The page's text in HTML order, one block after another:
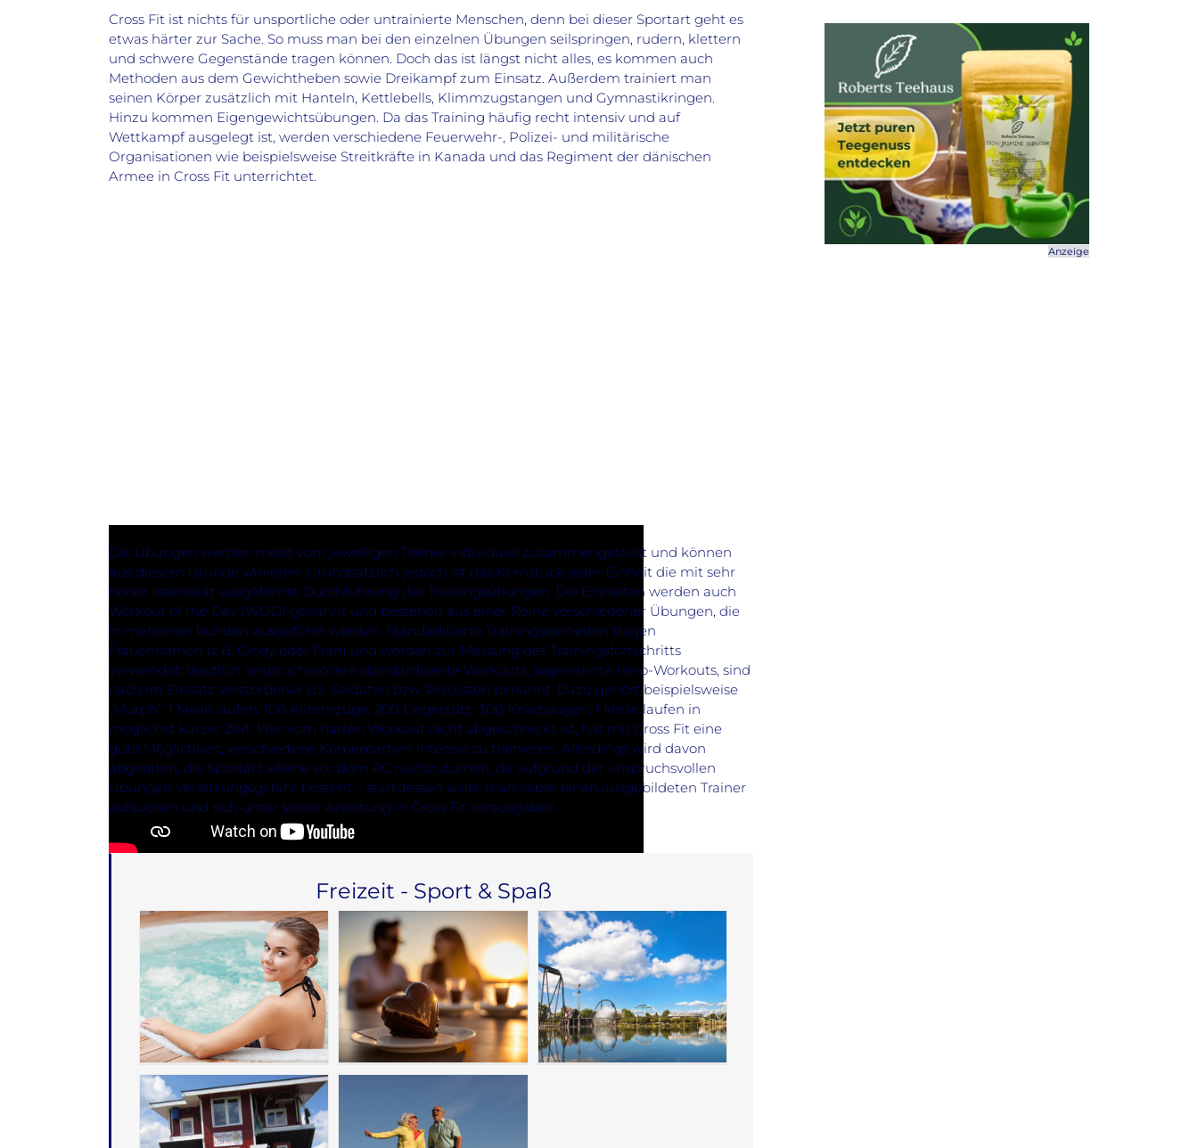
Cross Fit ist nichts für unsportliche oder untrainierte Menschen, denn bei dieser Sportart geht es
etwas härter zur Sache. So muss man bei den einzelnen Übungen seilspringen, rudern, klettern
und schwere Gegenstände tragen können. Doch das ist längst nicht alles, es kommen auch
Methoden aus dem Gewichtheben sowie Dreikampf zum Einsatz. Außerdem trainiert man
seinen Körper zusätzlich mit Hanteln, Kettlebells, Klimmzugstangen und Gymnastikringen.
Hinzu kommen Eigengewichtsübungen. Da das Training häufig recht intensiv und auf
Wettkampf ausgelegt ist, werden verschiedene Feuerwehr-, Polizei- und militärische
Organisationen wie beispielsweise Streitkräfte in Kanada und das Regiment der dänischen
Armee in Cross Fit unterrichtet.
Die Übungen werden meist vom jeweiligen Trainer individuell zusammengestellt und können
aus diesem Grunde variieren. Grundsätzlich jedoch ist das Kernstück jeder Einheit die mit sehr
hoher Intensität ausgeführte Durchführung der Trainingsübungen. Die Einheiten werden auch
Workout of the Day (WOD) genannt und bestehen aus einer Reihe verschiedener Übungen, die
in mehreren Runden ausgeführt werden. Standadisierte Trainingseinheiten tragen
Frauennamen (z.B. Cindy oder Fran) und werden zur Messung des Trainingsfortschritts
verwendet; deutlich anspruchsvollere standardisierte Workouts, sogenannte Hero-Workouts, sind
nach im Einsatz verstorbener US-Soldaten bzw. Polizisten benannt. Dazu gehört beispielsweise
„Murph“: 1 Meile laufen, 100 Klimmzüge, 200 Liegestütz, 300 Kniebeugen, 1 Meile laufen in
möglichst kurzer Zeit. Wer vom harten Workout nicht abgeschreckt ist, hat mit Cross Fit eine
gute Möglichkeit, verschiedene Körperpartien intensiv zu trainieren. Allerdings wird davon
abgeraten, die Sportart alleine vor dem PC nachzuturnen, da aufgrund der anspruchsvollen
Übungen Verletzungsgefahr besteht – stattdessen sollte man lieber einen ausgebildeten Trainer
aufsuchen und sich unter seiner Anleitung in Cross Fit verausgaben.
Freizeit - Sport & Spaß
Anzeige